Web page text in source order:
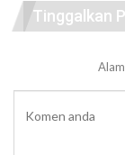
Tinggalkan